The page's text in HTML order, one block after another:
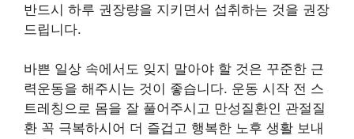
반드시 하루 권장량을 지키면서 섭취하는 것을 권장
드립니다.
바쁜 일상 속에서도 잊지 말아야 할 것은 꾸준한 근
력운동을 해주시는 것이 좋습니다. 운동 시작 전 스
트레칭으로 몸을 잘 풀어주시고 만성질환인 관절질
환 꼭 극복하시어 더 즐겁고 행복한 노후 생활 보내